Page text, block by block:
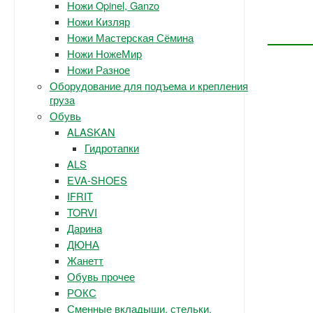
Ножи Opinel, Ganzo
Ножи Кизляр
Ножи Мастерская Сёмина
Ножи НожеМир
Ножи Разное
Оборудование для подъема и крепления
груза
Обувь
ALASKAN
Гидротапки
ALS
EVA-SHOES
IFRIT
TORVI
Дарина
ДЮНА
Жанетт
Обувь прочее
РОКС
Сменные вкладыши, стельки.